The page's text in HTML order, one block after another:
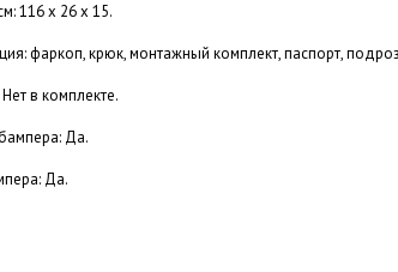
116 х 26 х 15.
фаркоп, крюк, монтажный комплект, паспорт,
в комплекте.
Да.
Да.